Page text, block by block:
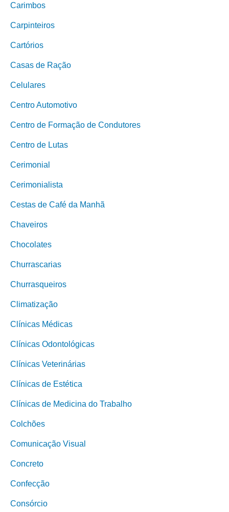
Carimbos
Carpinteiros
Cartórios
Casas de Ração
Celulares
Centro Automotivo
Centro de Formação de Condutores
Centro de Lutas
Cerimonial
Cerimonialista
Cestas de Café da Manhã
Chaveiros
Chocolates
Churrascarias
Churrasqueiros
Climatização
Clínicas Médicas
Clínicas Odontológicas
Clínicas Veterinárias
Clínicas de Estética
Clínicas de Medicina do Trabalho
Colchões
Comunicação Visual
Concreto
Confecção
Consórcio